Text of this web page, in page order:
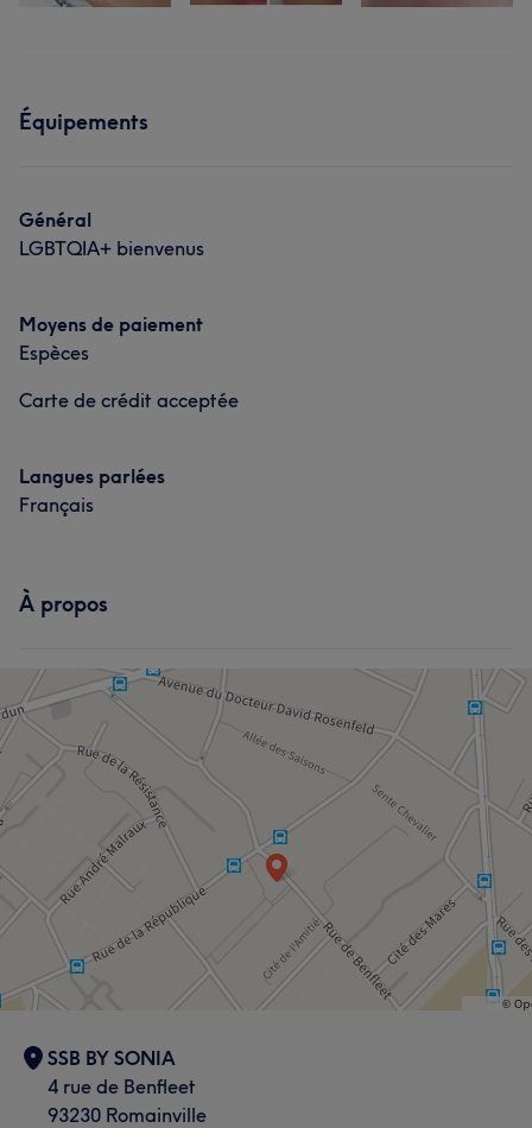
Équipements
Général
LGBTQIA+ bienvenus
Moyens de paiement
Espèces
Carte de crédit acceptée
Langues parlées
Français
À propos
SSB BY SONIA
4 rue de Benfleet
93230 Romainville